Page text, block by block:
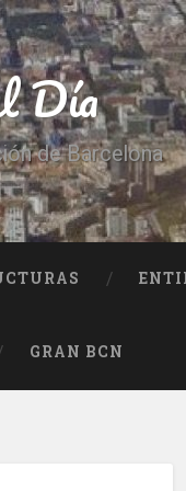
Día
de Barcelona
GRAN BCN